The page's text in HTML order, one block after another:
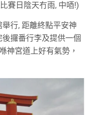
賽日陰天冇雨, 中唒!)
舉行, 距離終點平安神
攞番行李及提供一個
神宮道上好有氣勢，